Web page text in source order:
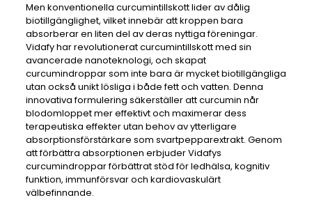
Men konventionella curcumintillskott lider av dålig
biotillgänglighet, vilket innebär att kroppen bara
absorberar en liten del av deras nyttiga föreningar.
Vidafy har revolutionerat curcumintillskott med sin
avancerade nanoteknologi, och skapat
curcumindroppar som inte bara är mycket biotillgängliga
utan också unikt lösliga i både fett och vatten. Denna
innovativa formulering säkerställer att curcumin når
blodomloppet mer effektivt och maximerar dess
terapeutiska effekter utan behov av ytterligare
absorptionsförstärkare som svartpepparextrakt. Genom
att förbättra absorptionen erbjuder Vidafys
curcumindroppar förbättrat stöd för ledhälsa, kognitiv
funktion, immunförsvar och kardiovaskulärt
välbefinnande.